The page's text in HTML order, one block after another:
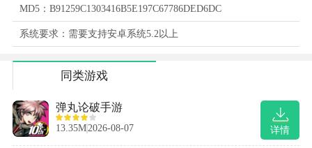
MD5：B91259C1303416B5E197C67786DED6DC
系统要求：需要支持安卓系统5.2以上
同类游戏
详情
弹丸论破手游
13.35M2026-08-07